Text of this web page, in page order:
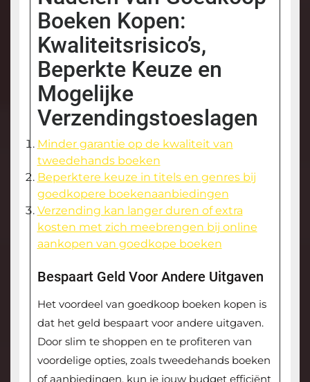
Boeken Kopen:
Kwaliteitsrisico’s,
Beperkte Keuze en
Mogelijke
Verzendingstoeslagen
Minder garantie op de kwaliteit van
tweedehands boeken
Beperktere keuze in titels en genres bij
goedkopere boekenaanbiedingen
Verzending kan langer duren of extra
kosten met zich meebrengen bij online
aankopen van goedkope boeken
Bespaart Geld Voor Andere Uitgaven
Het voordeel van goedkoop boeken kopen is
dat het geld bespaart voor andere uitgaven.
Door slim te shoppen en te profiteren van
voordelige opties, zoals tweedehands boeken
of aanbiedingen, kun je jouw budget efficiënt